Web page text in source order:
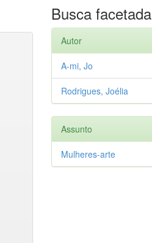
Busca facetada
Autor
A-mi, Jo
Rodrigues, Joélia
Assunto
Mulheres-arte